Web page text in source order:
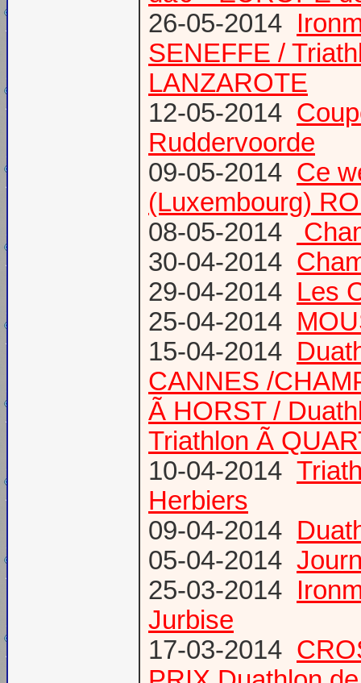
26-05-2014
SENEFFE /
LANZAROTE
12-05-2014
Ruddervoorde
09-05-2014 Ce
(Luxembourg)
08-05-2014
30-04-2014
29-04-2014 Les
25-04-2014
15-04-2014
CANNES /
Ã HORST /
Triathlon Ã
10-04-2014
Herbiers
09-04-2014
05-04-2014
25-03-2014
Jurbise
17-03-2014